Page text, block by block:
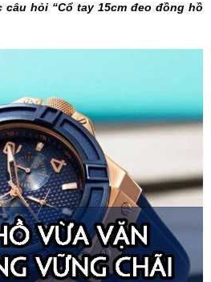
hỏi “Cổ tay 15cm đeo đồng hồ